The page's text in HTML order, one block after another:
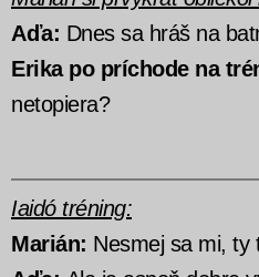
Aďa: Dnes sa hráš na
Erika po príchode na
netopiera?
Iaidó tréning:
Marián: Nesmej sa mi, ty